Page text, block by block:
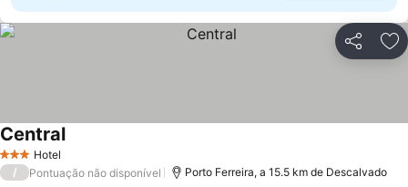
Partilhar
3 EstrelasHotel
CentralVer preços
/ Pontuação não disponível Porto Ferreira, a 15.5 km de Descalvado